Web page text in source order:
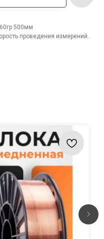
500мм
проведения измерений.